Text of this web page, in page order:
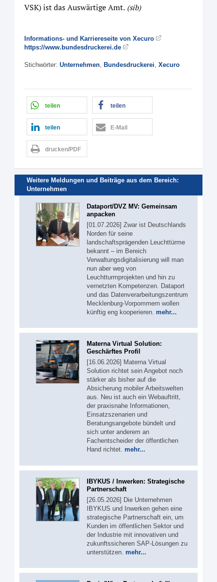
VSK) ist das Auswärtige Amt. (sib)
Informations- und Karriereseite von Xecuro
https://www.bundesdruckerei.de
Stichwörter: Unternehmen, Bundesdruckerei, Xecuro
teilen teilen
teilen E-Mail
drucken/PDF
Weitere Meldungen und Beiträge aus dem Bereich:
Unternehmen
Dataport/DVZ MV: Gemeinsam
anpacken
[01.07.2026] Zwar ist Deutschlands
Norden für seine
landschaftsprägenden Leuchttürme
bekannt – im Bereich
Verwaltungsdigitalisierung will man
nun aber weg von
Leuchtturmprojekten und hin zu
vernetzten Kompetenzen. Dataport
und das Datenverarbeitungszentrum
Mecklenburg-Vorpommern wollen
künftig eng kooperieren. mehr...
Materna Virtual Solution:
Geschärftes Profil
[16.06.2026] Materna Virtual
Solution richtet sein Angebot noch
stärker als bisher auf die
Absicherung mobiler Arbeitswelten
aus. Neu ist auch ein Webauftritt,
der praxisnahe Informationen,
Einsatzszenarien und
Beratungsangebote bündelt und
sich unter anderem an
Fachentscheider der öffentlichen
Hand richtet. mehr...
IBYKUS / Inwerken: Strategische
Partnerschaft
[26.05.2026] Die Unternehmen
IBYKUS und Inwerken gehen eine
strategische Partnerschaft ein, um
Kunden im öffentlichen Sektor und
der Industrie mit innovativen und
zukunftssicheren SAP-Lösungen zu
unterstützen. mehr...